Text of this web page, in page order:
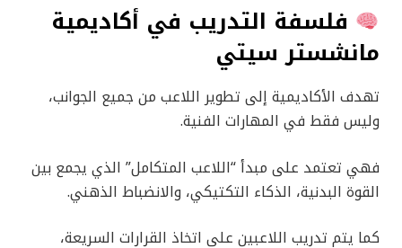
فلسفة التدريب في أكاديمية
مانشستر سيتي
تهدف الأكاديمية إلى تطوير اللاعب من جميع الجوانب،
وليس فقط في المهارات الفنية.
فهي تعتمد على مبدأ “اللاعب المتكامل” الذي يجمع بين
القوة البدنية، الذكاء التكتيكي، والانضباط الذهني.
كما يتم تدريب اللاعبين على اتخاذ القرارات السريعة،